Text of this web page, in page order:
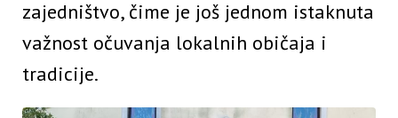
zajedništvo, čime je još jednom istaknuta
važnost očuvanja lokalnih običaja i
tradicije.